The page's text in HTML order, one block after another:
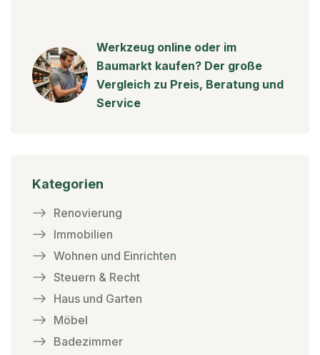
Werkzeug online oder im
Baumarkt kaufen? Der große
Vergleich zu Preis, Beratung und
Service
Kategorien
Renovierung
Immobilien
Wohnen und Einrichten
Steuern & Recht
Haus und Garten
Möbel
Badezimmer